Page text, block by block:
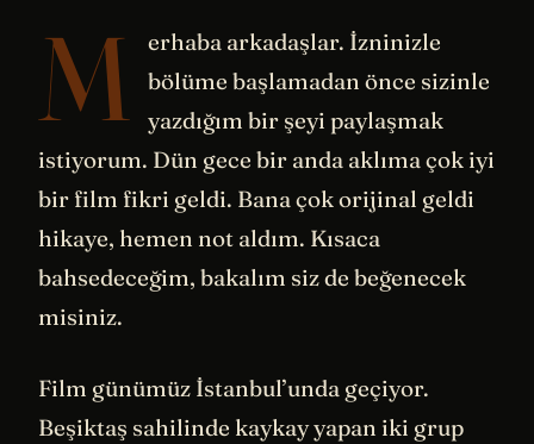
M
erhaba arkadaşlar. İzninizle
bölüme başlamadan önce sizinle
yazdığım bir şeyi paylaşmak
istiyorum. Dün gece bir anda aklıma çok iyi
bir film fikri geldi. Bana çok orijinal geldi
hikaye, hemen not aldım. Kısaca
bahsedeceğim, bakalım siz de beğenecek
misiniz.
Film günümüz İstanbul’unda geçiyor.
Beşiktaş sahilinde kaykay yapan iki grup